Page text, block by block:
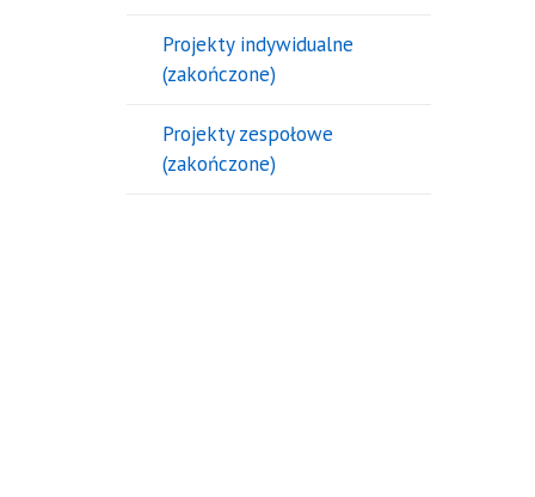
Projekty indywidualne
(zakończone)
Projekty zespołowe
(zakończone)